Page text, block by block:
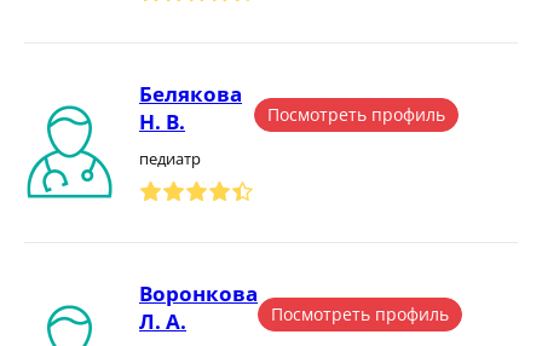
Белякова
Н. В.
педиатр
Посмотреть профиль
Воронкова
Л. А.
Посмотреть профиль